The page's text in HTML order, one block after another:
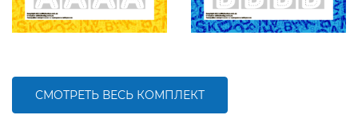
СМОТРЕТЬ ВЕСЬ КОМПЛЕКТ